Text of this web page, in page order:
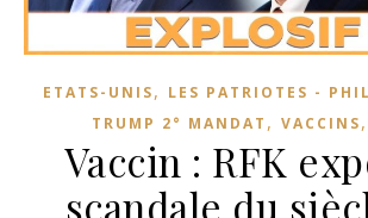
ETATS-UNIS, LES PATRIOTES -
TRUMP 2° MANDAT , VACCINS,
Vaccin : RFK
scandale du